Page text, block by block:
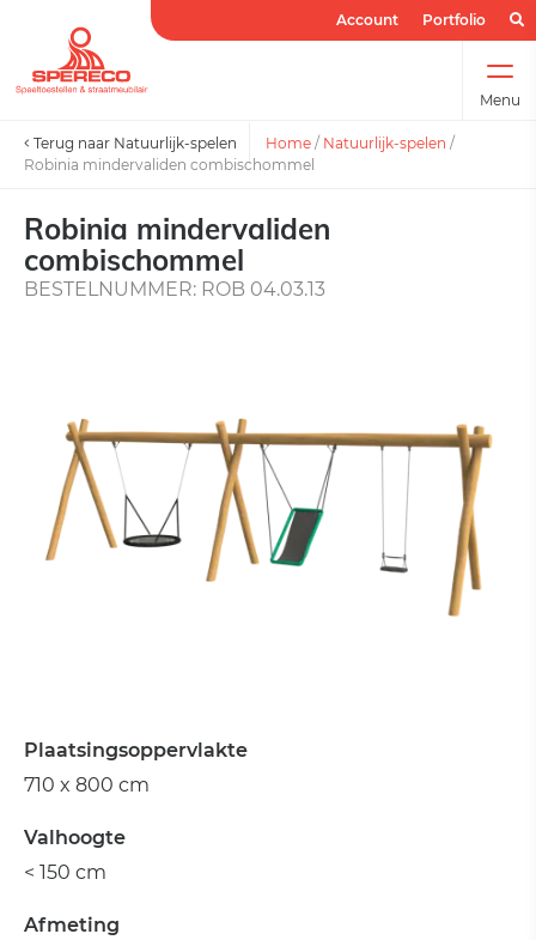
Account Portfolio
Menu
Terug naar Natuurlijk-spelen Home / Natuurlijk-spelen /
Robinia mindervaliden combischommel
Robinia mindervaliden
combischommel
BESTELNUMMER: ROB 04.03.13
Plaatsingsoppervlakte
710 x 800 cm
Valhoogte
< 150 cm
Afmeting